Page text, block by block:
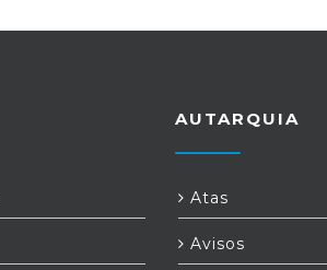
AUTARQUIA
Atas
Avisos